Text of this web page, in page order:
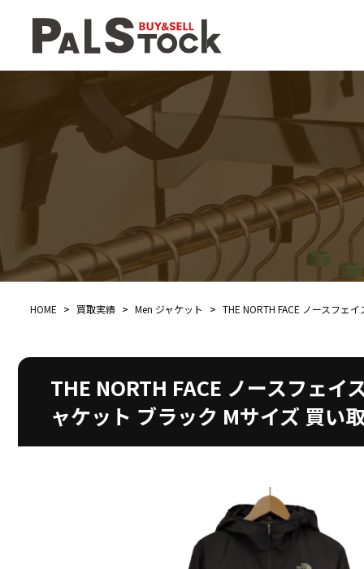
HOME > 買取実績 > Men ジャケット > THE NORTH FACE ノースフェ
THE NORTH FACE ノースフェ
ャケット ブラック Mサイズ 買い